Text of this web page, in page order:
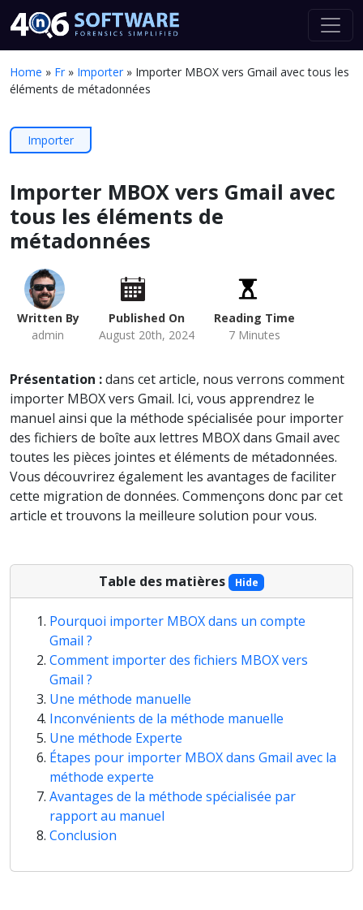
Home » Fr » Importer » Importer MBOX vers Gmail avec tous les
éléments de métadonnées
Importer
Importer MBOX vers Gmail avec
tous les éléments de
métadonnées
Written By
admin
Published On
August 20th, 2024
Reading Time
7 Minutes
Présentation :dans cet article, nous verrons comment
importer MBOX vers Gmail. Ici, vous apprendrez le
manuel ainsi que la méthode spécialisée pour importer
des fichiers de boîte aux lettres MBOX dans Gmail avec
toutes les pièces jointes et éléments de métadonnées.
Vous découvrirez également les avantages de faciliter
cette migration de données. Commençons donc par cet
article et trouvons la meilleure solution pour vous.
Table des matières Hide
Pourquoi importer MBOX dans un compte
Gmail ?
Comment importer des fichiers MBOX vers
Gmail ?
Une méthode manuelle
Inconvénients de la méthode manuelle
Une méthode Experte
Étapes pour importer MBOX dans Gmail avec la
méthode experte
Avantages de la méthode spécialisée par
rapport au manuel
Conclusion